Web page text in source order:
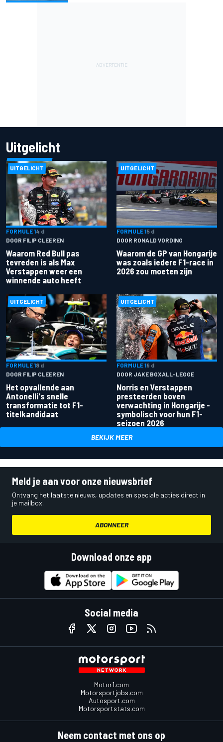
Uitgelicht
UITGELICHT
FORMULE 14 d
DOOR FILIP CLEEREN
Waarom Red Bull pas
tevreden is als Max
Verstappen weer een
winnende auto heeft
UITGELICHT
FORMULE 15 d
DOOR RONALD VORDING
Waarom de GP van Hongarije
was zoals iedere F1-race in
2026 zou moeten zijn
UITGELICHT
FORMULE 18 d
DOOR FILIP CLEEREN
Het opvallende aan
Antonelli's snelle
transformatie tot F1-
titelkandidaat
UITGELICHT
FORMULE 19 d
DOOR JAKE BOXALL-LEGGE
Norris en Verstappen
presteerden boven
verwachting in Hongarije -
symbolisch voor hun F1-
seizoen 2026
BEKIJK MEER
Meld je aan voor onze nieuwsbrief
Ontvang het laatste nieuws, updates en speciale acties direct in
je mailbox.
ABONNEER
Download onze app
Social media
Motor1.com
Motorsportjobs.com
Autosport.com
Motorsportstats.com
Neem contact met ons op